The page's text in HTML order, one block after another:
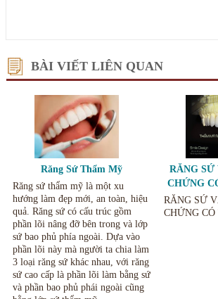
BÀI VIẾT LIÊN QUAN
Răng Sứ Thẩm Mỹ
Răng sứ thẩm mỹ là một xu
hướng làm đẹp mới, an toàn, hiệu
quả. Răng sứ có cấu trúc gồm
phần lõi nâng đỡ bên trong và lớp
sứ bao phủ phía ngoài. Dựa vào
phần lõi này mà người ta chia làm
3 loại răng sứ khác nhau, với răng
sứ cao cấp là phần lõi làm bằng sứ
và phần bao phủ phái ngoài cũng
RĂNG SỨ
CHỨNG
RĂNG SỨ
CHỨNG